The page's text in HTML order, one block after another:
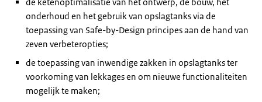
onderhoud en het gebruik van opslagtanks via de
toepassing van Safe-by-Design principes aan de hand van
zeven verbeteropties;
de toepassing van inwendige zakken in opslagtanks ter
voorkoming van lekkages en om nieuwe functionaliteiten
mogelijk te maken;